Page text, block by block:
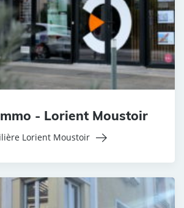
- Lorient Moustoir
Lorient Moustoir